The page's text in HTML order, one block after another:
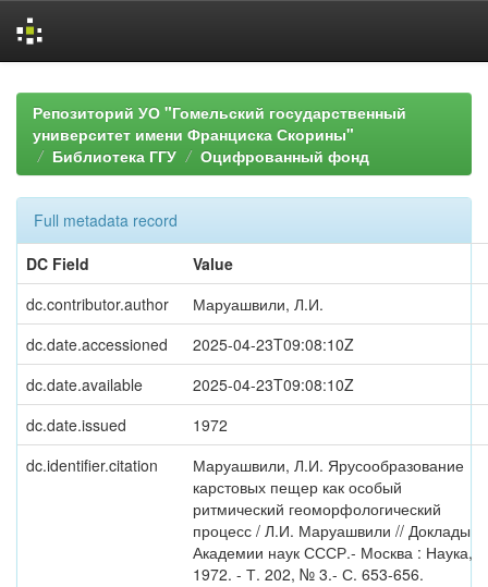
navigationРепозиторий УО "Гомельский государственный
университет имени Франциска Скорины"
Библиотека ГГУ
Оцифрованный фонд
Full metadata record
DC Field
Value
dc.contributor.author
Маруашвили, Л.И.
dc.date.accessioned
2025-04-23T09:08:10Z
dc.date.available
2025-04-23T09:08:10Z
dc.date.issued
1972
dc.identifier.citation
Маруашвили, Л.И. Ярусообразование
карстовых пещер как особый
ритмический геоморфологический
процесс / Л.И. Маруашвили // Доклады
Академии наук СССР.- Москва : Наука,
1972. - Т. 202, № 3.- С. 653-656.